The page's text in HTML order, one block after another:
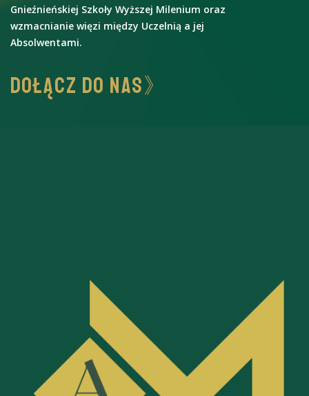
Gnieźnieńskiej Szkoły Wyższej Milenium oraz
wzmacnianie więzi między Uczelnią a jej
Absolwentami.
DOŁĄCZ DO NAS》